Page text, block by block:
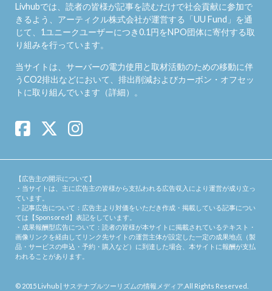
Livhubでは、読者の皆様が記事を読むだけで社会貢献に参加で
きるよう、アーティクル株式会社が運営する「UU Fund 」を通
じて、1ユニークユーザーにつき0.1円をNPO団体に寄付する取
り組みを行っています。
当サイトは、サーバーの電力使用と取材活動のための移動に伴
うCO2排出などにおいて、排出削減およびカーボン・オフセッ
トに取り組んでいます（詳細）。
【広告主の開示について】
・当サイトは、主に広告主の皆様から支払われる広告収入により運営が成り立っ
ています。
・記事広告について：広告主より対価をいただき作成・掲載している記事につい
ては【Sponsored】表記をしています。
・成果報酬型広告について：読者の皆様が本サイトに掲載されているテキスト・
画像リンクを経由してリンク先サイトの運営主体が設定した一定の成果地点（製
品・サービスの申込・予約・購入など）に到達した場合、本サイトに報酬が支払
われることがあります。
© 2015 Livhub | サステナブルツーリズムの情報メディア .All Rights Reserved.